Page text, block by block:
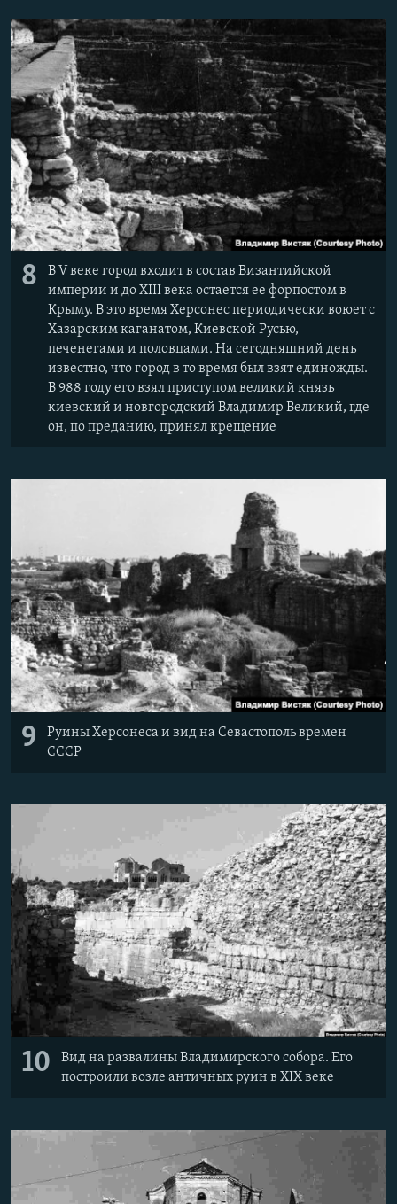
8
В V веке город входит в состав Византийской
империи и до XIII века остается ее форпостом в
Крыму. В это время Херсонес периодически воюет с
Хазарским каганатом, Киевской Русью,
печенегами и половцами. На сегодняшний день
известно, что город в то время был взят единожды.
В 988 году его взял приступом великий князь
киевский и новгородский Владимир Великий, где
он, по преданию, принял крещение
9
Руины Херсонеса и вид на Севастополь времен
СССР
10
Вид на развалины Владимирского собора. Его
построили возле античных руин в XIX веке